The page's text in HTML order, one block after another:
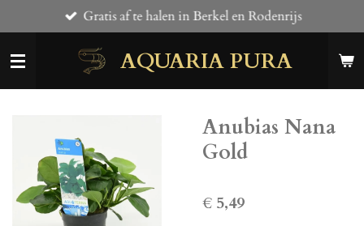
direct
naar
AQUARIA PURA
Gratis af te halen in Berkel en Rodenrijs
Anubias Nana
Gold
€ 5,49